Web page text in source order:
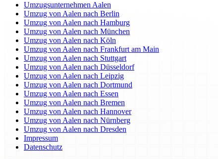
Umzugsunternehmen Aalen
Umzug von Aalen nach Berlin
Umzug von Aalen nach Hamburg
Umzug von Aalen nach München
Umzug von Aalen nach Köln
Umzug von Aalen nach Frankfurt am Main
Umzug von Aalen nach Stuttgart
Umzug von Aalen nach Düsseldorf
Umzug von Aalen nach Leipzig
Umzug von Aalen nach Dortmund
Umzug von Aalen nach Essen
Umzug von Aalen nach Bremen
Umzug von Aalen nach Hannover
Umzug von Aalen nach Nürnberg
Umzug von Aalen nach Dresden
Impressum
Datenschutz